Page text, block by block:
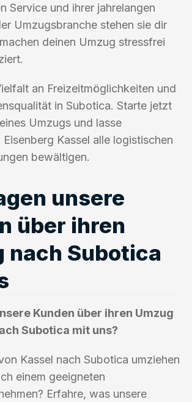
Service und ihrer jahrelangen
Umzugsbranche stehen sie dir
deinen Umzug stressfrei
an Freizeitmöglichkeiten und
in Subotica. Starte jetzt
Umzugs und lasse
Kassel alle logistischen
bewältigen.
unsere
über ihren
nach Subotica
Kunden über ihren Umzug
Subotica mit uns?
Kassel nach Subotica umziehen
einem geeigneten
Erfahre, was unsere